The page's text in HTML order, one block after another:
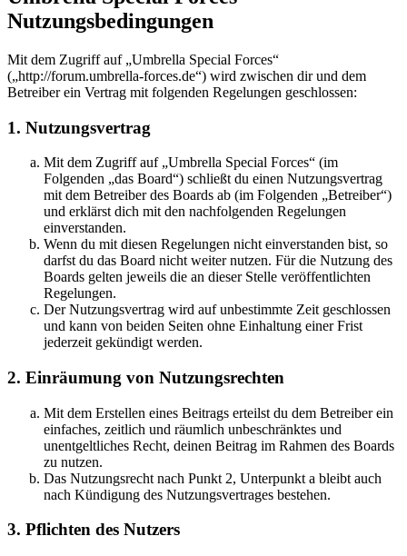
Nutzungsbedingungen
Mit dem Zugriff auf „Umbrella Special Forces“
(„http://forum.umbrella-forces.de“) wird zwischen dir und dem
Betreiber ein Vertrag mit folgenden Regelungen geschlossen:
1. Nutzungsvertrag
Mit dem Zugriff auf „Umbrella Special Forces“ (im
Folgenden „das Board“) schließt du einen Nutzungsvertrag
mit dem Betreiber des Boards ab (im Folgenden „Betreiber“)
und erklärst dich mit den nachfolgenden Regelungen
einverstanden.
Wenn du mit diesen Regelungen nicht einverstanden bist, so
darfst du das Board nicht weiter nutzen. Für die Nutzung des
Boards gelten jeweils die an dieser Stelle veröffentlichten
Regelungen.
Der Nutzungsvertrag wird auf unbestimmte Zeit geschlossen
und kann von beiden Seiten ohne Einhaltung einer Frist
jederzeit gekündigt werden.
2. Einräumung von Nutzungsrechten
Mit dem Erstellen eines Beitrags erteilst du dem Betreiber ein
einfaches, zeitlich und räumlich unbeschränktes und
unentgeltliches Recht, deinen Beitrag im Rahmen des Boards
zu nutzen.
Das Nutzungsrecht nach Punkt 2, Unterpunkt a bleibt auch
nach Kündigung des Nutzungsvertrages bestehen.
3. Pflichten des Nutzers